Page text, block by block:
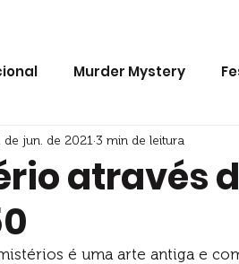
Murder Mystery
Jogos Contos
através
de jun. de 20213 min de leitura
é uma arte antiga e